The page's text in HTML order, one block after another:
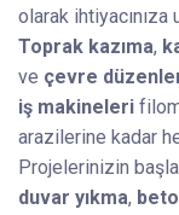
olarak
Toprak kazıma,
ve çevre
iş makineleri
arazilerine kadar
Projelerinizin
duvar yıkma,